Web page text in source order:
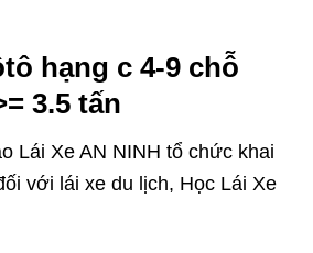
hạng c 4-9 chỗ
3.5 tấn
Lái Xe AN NINH tổ chức khai
với lái xe du lịch, Học Lái Xe